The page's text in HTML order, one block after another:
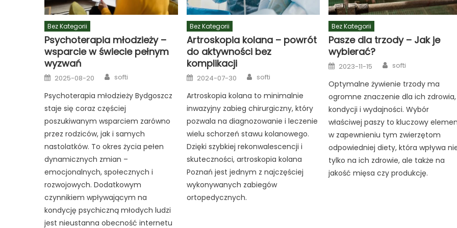
Bez Kategorii
Psychoterapia młodzieży –
wsparcie w świecie pełnym
wyzwań
Posted
on
2025-08-20 Author
softi
Psychoterapia młodzieży Bydgoszcz
staje się coraz częściej
poszukiwanym wsparciem zarówno
przez rodziców, jak i samych
nastolatków. To okres życia pełen
dynamicznych zmian –
emocjonalnych, społecznych i
rozwojowych. Dodatkowym
czynnikiem wpływającym na
kondycję psychiczną młodych ludzi
jest nieustanna obecność internetu
Bez Kategorii
Artroskopia kolana – powrót
do aktywności bez
komplikacji
Posted
on
2024-07-30 Author
softi
Artroskopia kolana to minimalnie
inwazyjny zabieg chirurgiczny, który
pozwala na diagnozowanie i leczenie
wielu schorzeń stawu kolanowego.
Dzięki szybkiej rekonwalescencji i
skuteczności, artroskopia kolana
Poznań jest jednym z najczęściej
wykonywanych zabiegów
ortopedycznych.
Bez Kategorii
Pasze dla trzody – Jak je
wybierać?
Posted
on
2023-11-15 Author
softi
Optymalne żywienie trzody ma
ogromne znaczenie dla ich zdrowia,
kondycji i wydajności. Wybór
właściwej paszy to kluczowy
w zapewnieniu tym zwierzętom
odpowiedniej diety, która wpływa
tylko na ich zdrowie, ale także na
jakość mięsa czy produkcję.